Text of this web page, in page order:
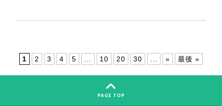
1 2 3 4 5 10 20 30 » 最後 »
PAGE TOP